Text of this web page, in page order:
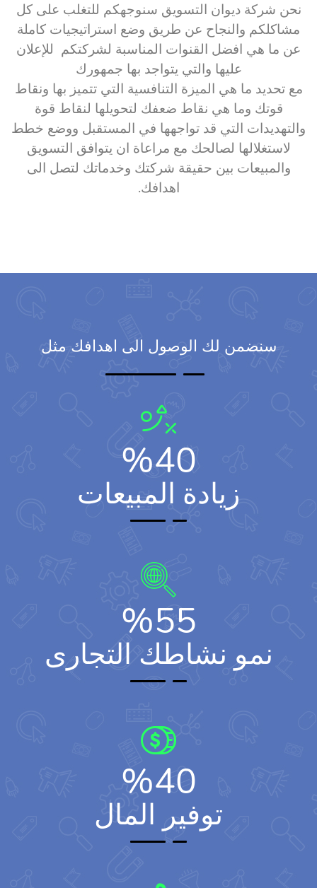
نحن شركة ديوان التسويق سنوجهكم للتغلب على كل
مشاكلكم والنجاح عن طريق وضع استراتيجيات كاملة
عن ما هي افضل القنوات المناسبة لشركتكم للإعلان
عليها والتي يتواجد بها جمهورك
مع تحديد ما هي الميزة التنافسية التي تتميز بها ونقاط
قوتك وما هي نقاط ضعفك لتحويلها لنقاط قوة
والتهديدات التي قد تواجهها في المستقبل ووضع خطط
لاستغلالها لصالحك مع مراعاة ان يتوافق التسويق
والمبيعات بين حقيقة شركتك وخدماتك لتصل الى
اهدافك.
سنضمن لك الوصول الى اهدافك مثل
40
%
زيادة المبيعات
55
%
نمو نشاطك التجارى
40
%
توفير المال